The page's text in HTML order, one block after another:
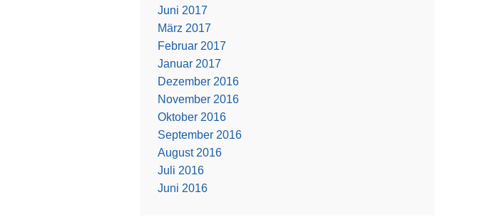
Juni 2017
März 2017
Februar 2017
Januar 2017
Dezember 2016
November 2016
Oktober 2016
September 2016
August 2016
Juli 2016
Juni 2016